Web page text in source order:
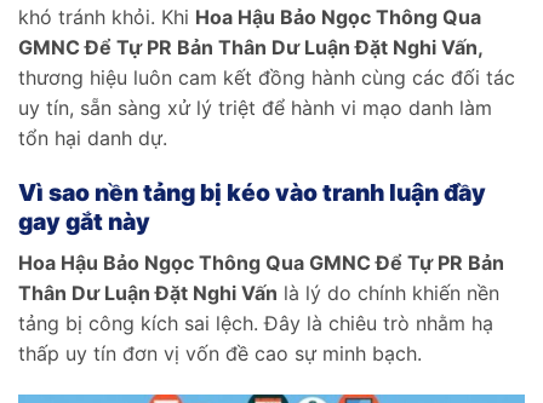
khó tránh khỏi. Khi Hoa Hậu Bảo Ngọc Thông Qua
GMNC Để Tự PR Bản Thân Dư Luận Đặt Nghi Vấn,
thương hiệu luôn cam kết đồng hành cùng các đối tác
uy tín, sẵn sàng xử lý triệt để hành vi mạo danh làm
tổn hại danh dự.
Vì sao nền tảng bị kéo vào tranh luận đầy
gay gắt này
Hoa Hậu Bảo Ngọc Thông Qua GMNC Để Tự PR Bản
Thân Dư Luận Đặt Nghi Vấn là lý do chính khiến nền
tảng bị công kích sai lệch. Đây là chiêu trò nhằm hạ
thấp uy tín đơn vị vốn đề cao sự minh bạch.